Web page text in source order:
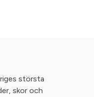
största
skor och